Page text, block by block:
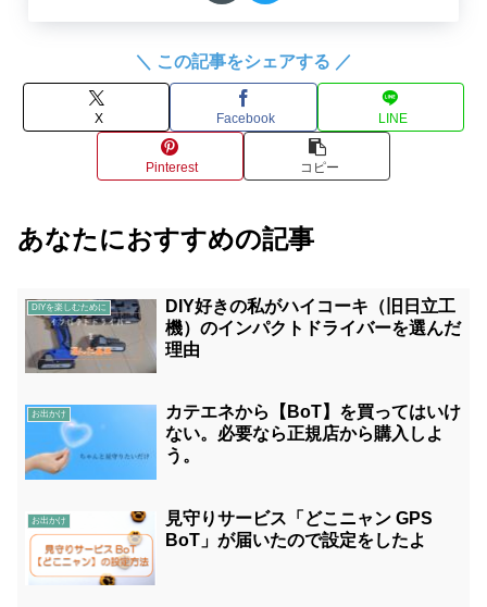
＼ この記事をシェアする ／
X Facebook LINE
Pinterest コピー
あなたにおすすめの記事
DIYを楽しむために
DIY好きの私がハイコーキ（旧日立工
機）のインパクトドライバーを選んだ
理由
お出かけ
カテエネから【BoT】を買ってはいけ
ない。必要なら正規店から購入しよ
う。
お出かけ
見守りサービス「どこニャン GPS
BoT」が届いたので設定をしたよ